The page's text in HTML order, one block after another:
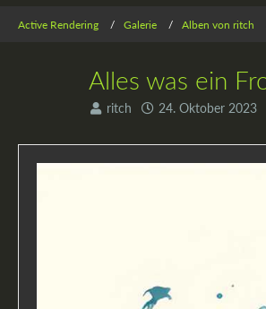
Active Rendering Galerie Alben von ritch
Alles was ein
ritch 24. Oktober 2023